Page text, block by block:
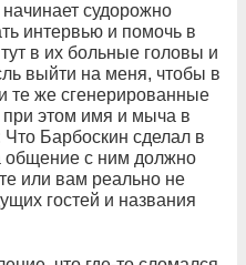
судорожно
интервью и помочь в
в их больные головы и
выйти на меня, чтобы в
те же сгенерированные
этом имя и мыча в
Барбоскин сделал в
общение с ним должно
или вам реально не
гостей и названия